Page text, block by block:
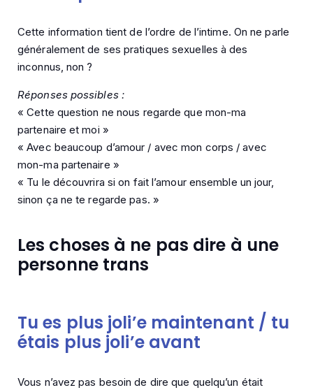
Cette information tient de l’ordre de l’intime. On ne parle
généralement de ses pratiques sexuelles à des
inconnus, non ?
Réponses possibles :
« Cette question ne nous regarde que mon-ma
partenaire et moi »
« Avec beaucoup d’amour / avec mon corps / avec
mon-ma partenaire »
« Tu le découvrira si on fait l’amour ensemble un jour,
sinon ça ne te regarde pas. »
Les choses à ne pas dire à une
personne trans
Tu es plus joli’e maintenant / tu
étais plus joli’e avant
Vous n’avez pas besoin de dire que quelqu’un était